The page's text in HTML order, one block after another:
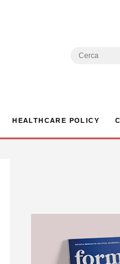
Search
HEALTHCARE POLICY